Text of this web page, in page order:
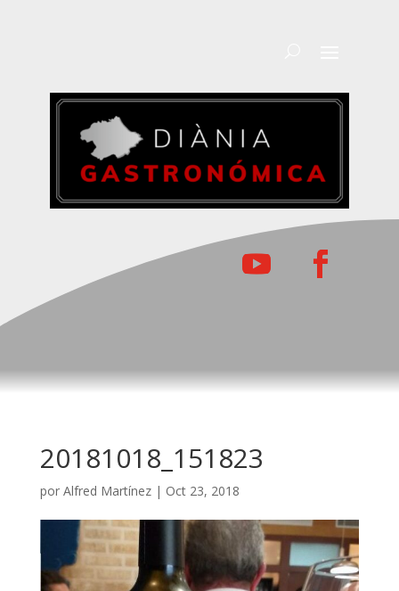
20181018_151823
por Alfred Martínez| Oct 23, 2018